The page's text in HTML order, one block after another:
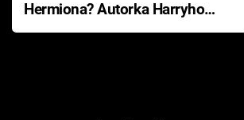
Hermiona? Autorka Harryho
Pottera přišla s ráznou